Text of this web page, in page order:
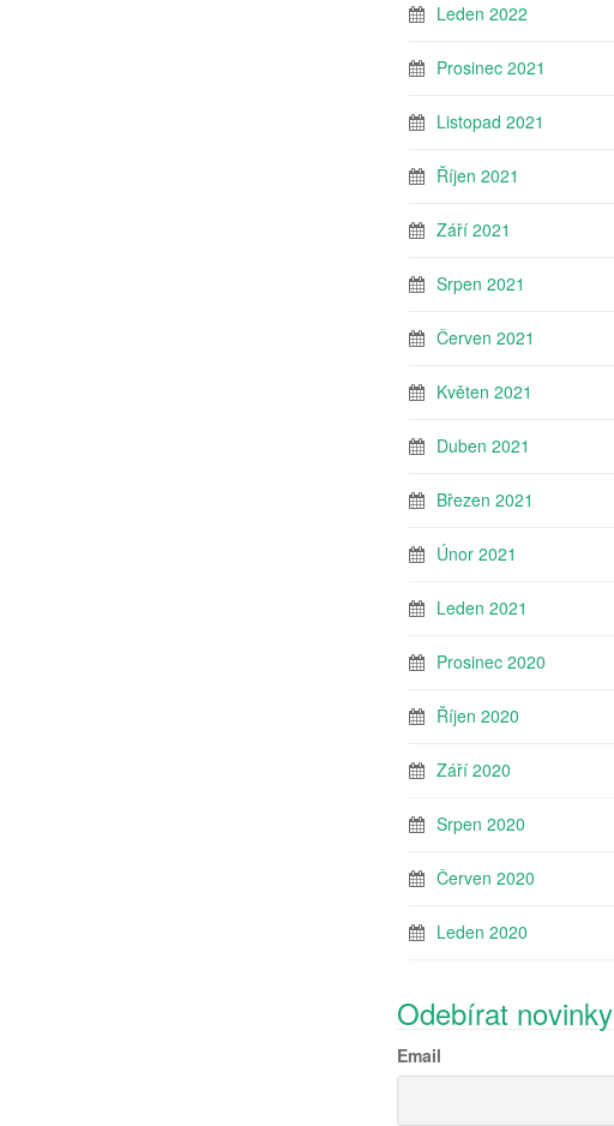
Leden 2022
Prosinec 2021
Listopad 2021
Říjen 2021
Září 2021
Srpen 2021
Červen 2021
Květen 2021
Duben 2021
Březen 2021
Únor 2021
Leden 2021
Prosinec 2020
Říjen 2020
Září 2020
Srpen 2020
Červen 2020
Leden 2020
Odebírat novinky
Email